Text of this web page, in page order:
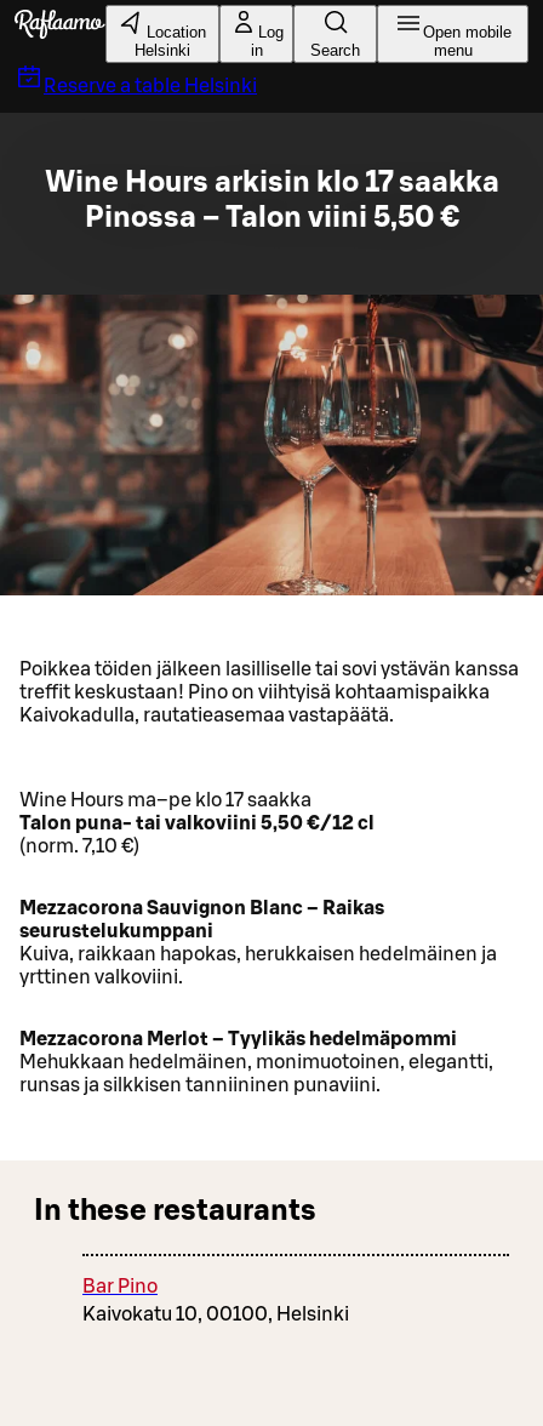
Skip to main content
Location
Helsinki
Log
in
Search
Open mobile
menu
Reserve a table Helsinki
Wine Hours arkisin klo 17 saakka
Pinossa – Talon viini 5,50 €
Poikkea töiden jälkeen lasilliselle tai sovi ystävän kanssa
treffit keskustaan! Pino on viihtyisä kohtaamispaikka
Kaivokadulla, rautatieasemaa vastapäätä.
Wine Hours ma–pe klo 17 saakka
Talon puna- tai valkoviini 5,50 €/12 cl
(norm. 7,10 €)
Mezzacorona Sauvignon Blanc – Raikas
seurustelukumppani
Kuiva, raikkaan hapokas, herukkaisen hedelmäinen ja
yrttinen valkoviini.
Mezzacorona Merlot – Tyylikäs hedelmäpommi
Mehukkaan hedelmäinen, monimuotoinen, elegantti,
runsas ja silkkisen tanniininen punaviini.
In these restaurants
Bar Pino
Kaivokatu 10, 00100, Helsinki